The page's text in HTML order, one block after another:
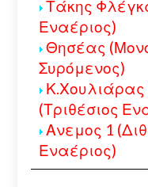
Τάκης
Εναέριος)
Θησέας
Συρόμενος)
(Τριθέσιος
Ανεμος 1
Εναέριος)